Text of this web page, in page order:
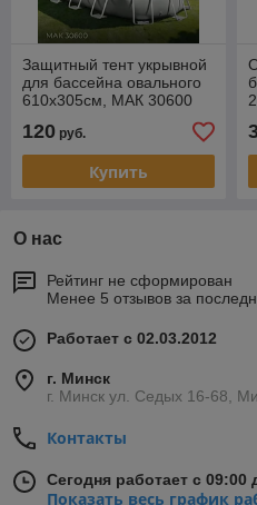
Защитный тент укрывной
для бассейна овального
610х305см, МАК 30600
120 руб.
Купить
О нас
Рейтинг не сформирован
Менее 5 отзывов за
Работает с 02.03.2012
г. Минск
г. Минск ул. Седых 16-68,
Контакты
Сегодня работает с 09:00
Показать весь график